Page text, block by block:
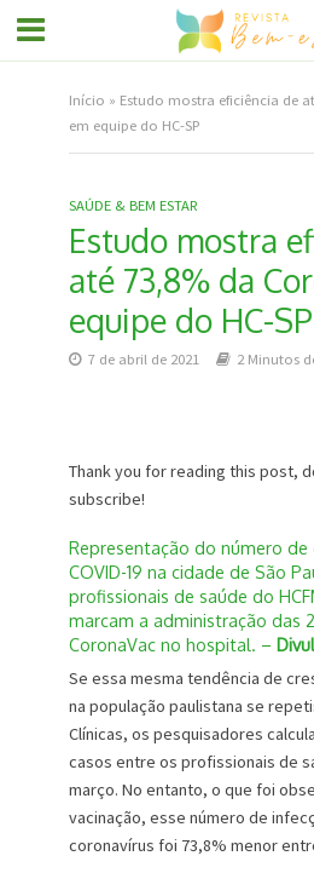
Início » Estudo mostra eficiência de
em equipe do HC-SP
SAÚDE & BEM ESTAR
Estudo mostra
até 73,8% da
equipe do HC-SP
7 de abril de 2021 2 Minutos
Thank you for reading this post,
subscribe!
Representação do número de
COVID-19 na cidade de São
profissionais de saúde do
marcam a administração das
CoronaVac no hospital. –
Se essa mesma tendência de
na população paulistana se
Clínicas, os pesquisadores
casos entre os profissionais de
março. No entanto, o que foi
vacinação, esse número de
coronavírus foi 73,8% menor